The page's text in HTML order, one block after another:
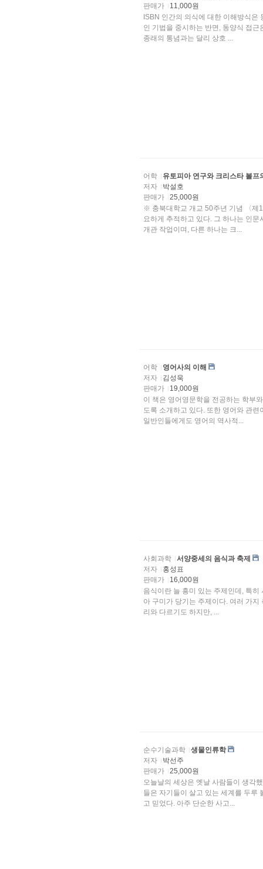
판매가
11,000원
ISBN 인간의 의식에 대한 이해방식은 동서양으로 대
인 기법을 중시하는 반면, 동양식 접
종래의 통념과는 달리 상호 ...
어학
유토피아 연구와 크리스타 볼프
저자
박설호
판매가
25,000원
※ 충북대학교 개교 50주년 기념 〈제1회 개신학술논서〉 수상
요하게 추적하고 있다. 그 하나는 인문사회 과학에서 학제적으로 연구되고 있는 유토피아 연구의
개관 작업이며, 다른 하나는 크...
어학
영어사의 이해
저자
김성욱
판매가
19,000원
이 책은 영어영문학을 전공하는 학부
도록 소개하고 있다. 또한 영어와 관련이 있는 언어를 전공하는 학자들과 영어에 관심을 갖고
일반인들에게도 영어의 역사적...
사회과학
서양중세의 음식과 축제
저자
홍성표
판매가
16,000원
음식이란 늘 흥미 있는 주제인데, 특
아 구미가 당기는 주제이다. 여러 가지 측면에서 서양 중세의 음식과 음식 먹는 방법이 오늘날의 우
리와 다르기도 하지만, ...
순수기술과학
생물인류학
저자
박선주
판매가
25,000원
오늘날의 세상은 옛날 사람들이 생각
들은 자기들이 살고 있는 세계를 두루 볼 수 있었으며 자기들이 본 현상들을 거의 다 이
고 믿었다. 아주 단순한 사고...